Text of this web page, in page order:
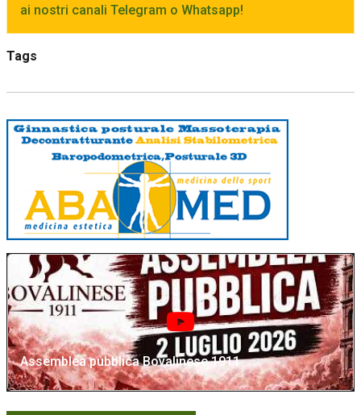
ai nostri canali Telegram o Whatsapp!
Tags
Assemblea pubblica Bovalinese 1911